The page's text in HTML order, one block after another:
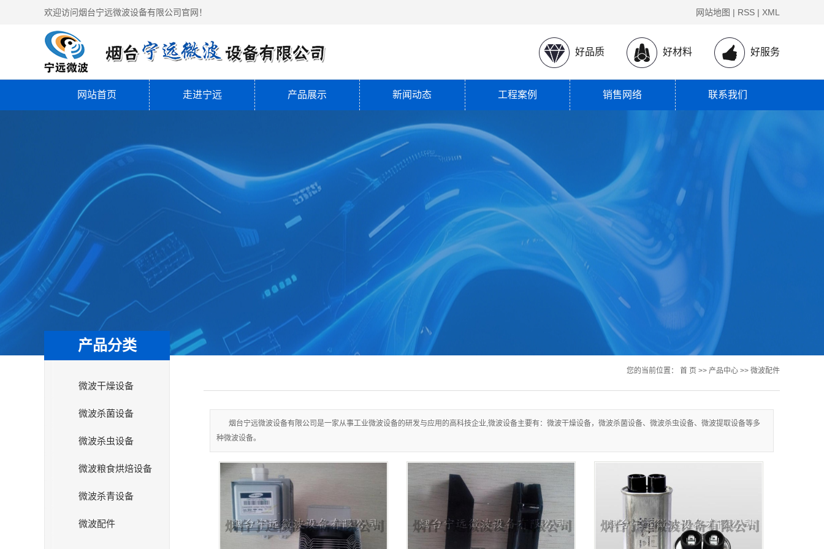
欢迎访问烟台宁远微波设备有限公司官网！ 网站地图 | RSS | XML
好品质 好材料 好服务
网站首页 走进宁远 产品展示 新闻动态 工程案例 销售网络 联系我们
产品分类
微波干燥设备
微波杀菌设备
微波杀虫设备
微波粮食烘焙设备
微波杀青设备
微波配件
您的当前位置： 首 页 >> 产品中心 >> 微波配件
烟台宁远微波设备有限公司是一家从事工业微波设备的研发与应用的高科技企业,微波设备主要有：微波干燥设备，微波杀菌设备、微波杀虫设备、微波提取设备等多
种微波设备。